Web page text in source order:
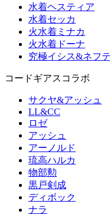
水着ヘスティア
水着セッカ
火水着ミナカ
火水着ドーナ
究極イシス&ネフ
コードギアスコラボ
サクヤ&アッシュ
LL&CC
ロゼ
アッシュ
アーノルド
琉高ハルカ
物部勲
黒戸剣成
ディボック
ナラ